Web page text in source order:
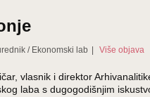
/ Ekonomski lab | Više objava
vlasnik i direktor
laba s dugogodišnjim